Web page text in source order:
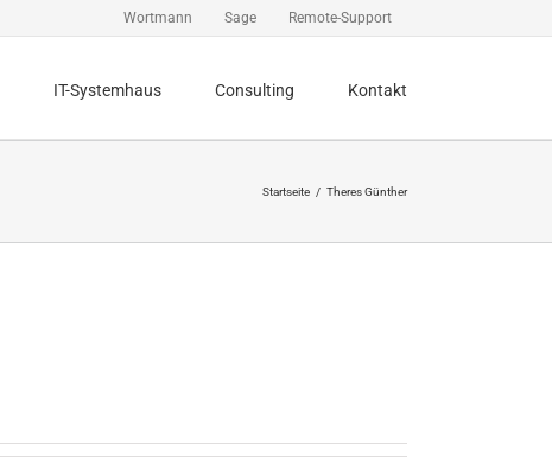
Wortmann Sage Remote-Support
IT-Systemhaus Consulting Kontakt
Startseite Theres Günther